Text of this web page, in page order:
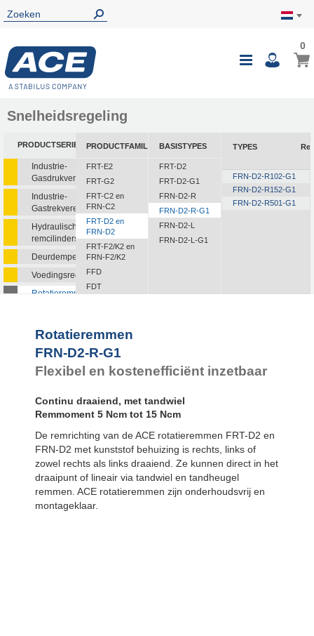
Toggle
00
Snelheidsregeling
PRODUCTSERIE
Industrie-
Gasdrukveren
Industrie-
Gastrekveren
Hydraulische
remcilinders
Deurdempers
Voedingsregelaars
Rotatieremmen
PRODUCTFAMILIE
FRT-E2
FRT-G2
FRT-C2 en
FRN-C2
FRT-D2 en
FRN-D2
FRT-F2/K2 en
FRN-F2/K2
FFD
FDT
FYN-N1
FYN-S1
FYT-H1 en FYN-
FYT-LA3 en
FYN-LA3
BASISTYPES
FRT-D2
FRT-D2-G1
FRN-D2-R
FRN-D2-R-G1
FRN-D2-L
FRN-D2-L-G1
TYPES
FRN-D2-R102-G1
FRN-D2-R152-G1
FRN-D2-R501-G1
Rotatieremmen
FRN-D2-R-G1
Flexibel en kostenefficiënt inzetbaar
Continu draaiend, met tandwiel
Remmoment 5 Ncm tot 15 Ncm
De remrichting van de ACE rotatieremmen FRT-D2 en
FRN-D2 met kunststof behuizing is rechts, links of
zowel rechts als links draaiend. Ze kunnen direct in het
draaipunt of lineair via tandwiel en tandheugel
remmen. ACE rotatieremmen zijn onderhoudsvrij en
montageklaar.